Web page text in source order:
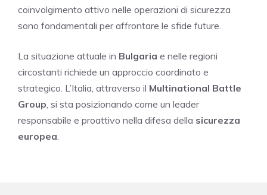
coinvolgimento attivo nelle operazioni di sicurezza
sono fondamentali per affrontare le sfide future.
La situazione attuale in Bulgaria e nelle regioni
circostanti richiede un approccio coordinato e
strategico. L’Italia, attraverso il Multinational Battle
Group , si sta posizionando come un leader
responsabile e proattivo nella difesa della sicurezza
europea